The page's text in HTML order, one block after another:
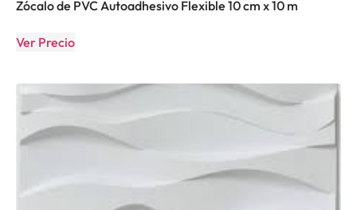
Zócalo de PVC Autoadhesivo Flexible 10 cm x 10 m
Ver Precio